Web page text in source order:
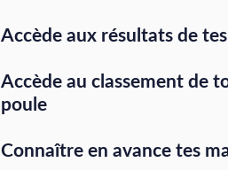
Accède aux résultats de
Accède au classement de
poule
Connaître en avance tes